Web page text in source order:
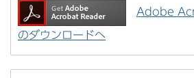
Adobe
のダウンロードへ